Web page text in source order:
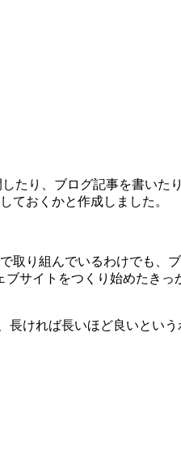
たり、ブログ記事を書いた
ておくかと作成しました。
り組んでいるわけでも、
ブサイトをつくり始めたき
ければ長いほど良いとい